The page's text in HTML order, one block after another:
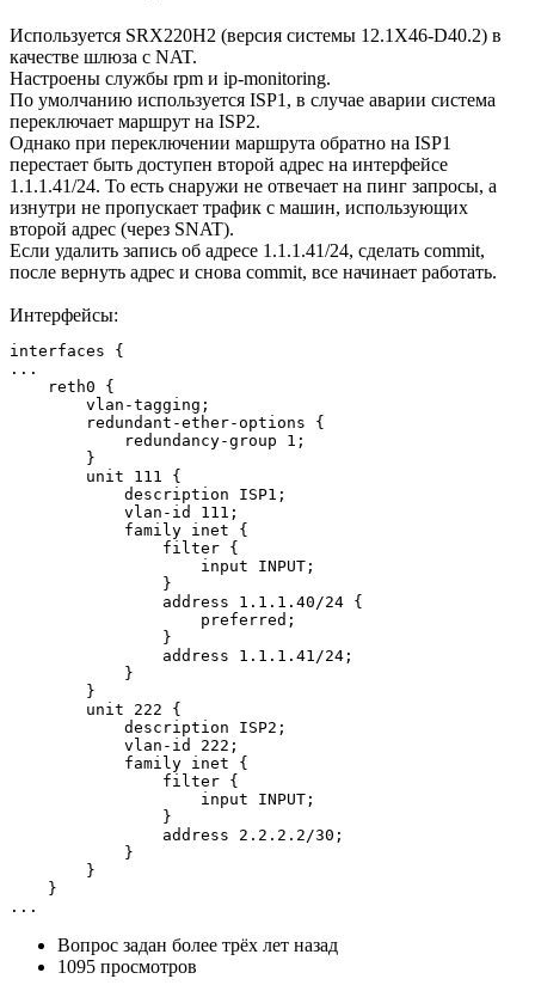
Используется SRX220H2 (версия системы 12.1X46-D40.2) в
качестве шлюза с NAT.
Настроены службы rpm и ip-monitoring.
По умолчанию используется ISP1, в случае аварии система
переключает маршрут на ISP2.
Однако при переключении маршрута обратно на ISP1
перестает быть доступен второй адрес на интерфейсе
1.1.1.41/24. То есть снаружи не отвечает на пинг запросы, а
изнутри не пропускает трафик с машин, использующих
второй адрес (через SNAT).
Если удалить запись об адресе 1.1.1.41/24, сделать commit,
после вернуть адрес и снова commit, все начинает работать.
Интерфейсы:
interfaces {
...
    reth0 {
        vlan-tagging;
        redundant-ether-options {
            redundancy-group 1;
        }
        unit 111 {
            description ISP1;
            vlan-id 111;
            family inet {
                filter {
                    input INPUT;
                }
                address 1.1.1.40/24 {
                    preferred;
                }
                address 1.1.1.41/24;
            }
        }
        unit 222 {
            description ISP2;
            vlan-id 222;
            family inet {
                filter {
                    input INPUT;
                }
                address 2.2.2.2/30;
            }
        }
    }
...
Вопрос задан более трёх лет назад
1095 просмотров